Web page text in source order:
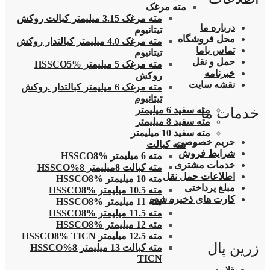
مته مرغک
مته مرغک 3.15 میلیمتر کبالت روکش
تیتانیوم
مته مرغک 4.0 میلیمتر کبالتدار روکش
تیتانیوم
مته مرغک 5 میلیمتر HSSCO5%
روکش
مته مرغک 6 میلیمتر کبالتدار .روکش
تیتانیوم
مته سفید 6 میلیمتر
مته سفید 8 میلیمتر
مته سفید 10 میلیمتر
مته کبالت
مته 6 میلیمتر HSSCO8%
مته کبالت 8میلیمتر 8%HSSCO
مته 10 میلیمتر HSSCO8%
مته 10.5 میلیمتر HSSCO8%
مته 11 میلیمتر HSSCO8%
مته 11.5 میلیمتر HSSCO8%
مته 12 میلیمتر HSSCO8%
مته 12.5 میلیمتر HSSCO8% TICN
مته کبالت 13 میلیمتر 8%HSSCO
TICN
درباره ما
محل فروشگاه
تماس باما
حمل و نقل
خبرنامه
نقشه سایت
خدمات ما
حریم خصوصی
شرایط فروش
خدمات مشتری
اطلاعات حمل نقل
مبلغ پرداختی
کارت های ذخیره شده
زرین پال